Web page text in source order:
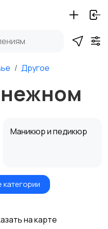
Другое
Маникюр и педикюр
Парфюмерия
категории
на карте